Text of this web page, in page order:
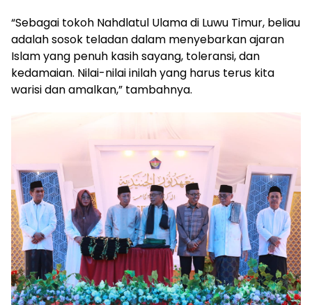
“Sebagai tokoh Nahdlatul Ulama di Luwu Timur, beliau
adalah sosok teladan dalam menyebarkan ajaran
Islam yang penuh kasih sayang, toleransi, dan
kedamaian. Nilai-nilai inilah yang harus terus kita
warisi dan amalkan,” tambahnya.